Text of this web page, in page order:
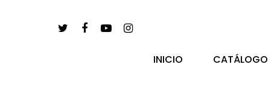
INICIO CATÁLOGO